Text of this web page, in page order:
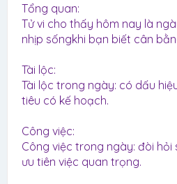
Tổng quan:
Tử vi cho thấy hôm nay là
nhịp sốngkhi bạn biết cân
Tài lộc:
Tài lộc trong ngày: có dấu
tiêu có kế hoạch.
Công việc:
Công việc trong ngày: đòi
ưu tiên việc quan trọng.